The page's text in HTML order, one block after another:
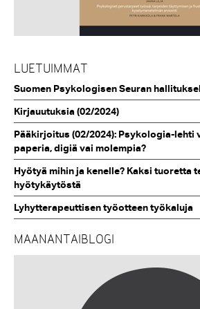
LUETUIMMAT
Suomen Psykologisen Seuran
Kirjauutuksia (02/2024)
Pääkirjoitus (02/2024): Psykologia-lehti
paperia, digiä vai molempia?
Hyötyä mihin ja kenelle? Kaksi tuoretta
hyötykäytöstä
Lyhytterapeuttisen työotteen työkaluja
MAANANTAIBLOGI